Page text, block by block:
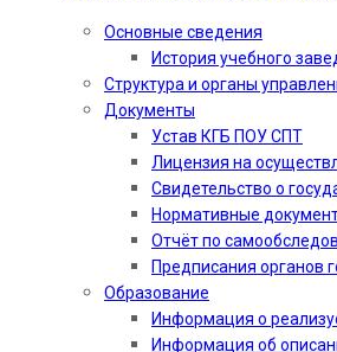
Основные сведения
История учебного
Структура и органы
Документы
Устав КГБ ПОУ СПТ
Лицензия на
Свидетельство о
Нормативные
Отчёт по
Предписания органов
Образование
Информация о
Информация об